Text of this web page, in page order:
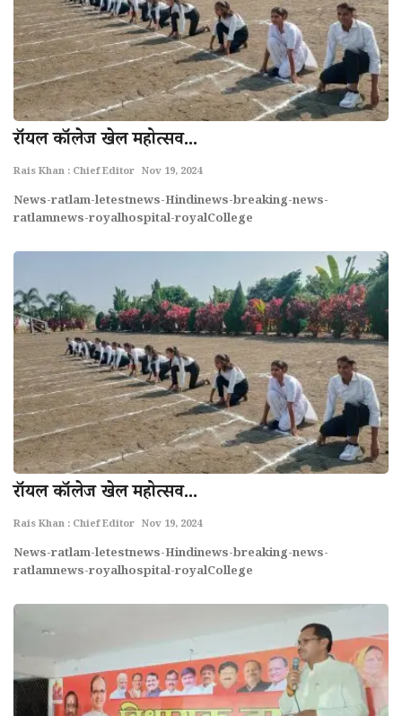
राॅयल काॅलेज खेल महोत्सव...
Rais Khan : Chief Editor Nov 19, 2024
News-ratlam-letestnews-Hindinews-breaking-news-
ratlamnews-royalhospital-royalCollege
राॅयल काॅलेज खेल महोत्सव...
Rais Khan : Chief Editor Nov 19, 2024
News-ratlam-letestnews-Hindinews-breaking-news-
ratlamnews-royalhospital-royalCollege